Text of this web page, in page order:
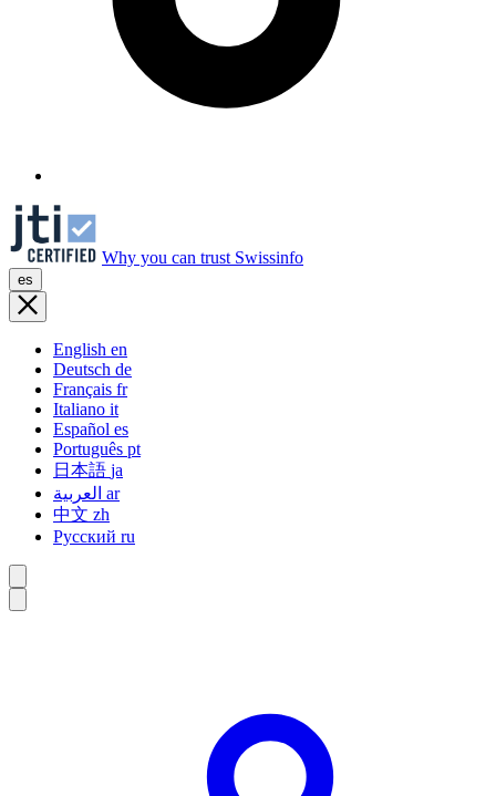
Why you can trust Swissinfo
es
English en
Deutsch de
Français fr
Italiano it
Español es
Português pt
日本語 ja
ar
中文 zh
Русский ru